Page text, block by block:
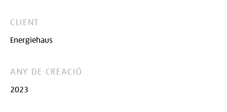
CLIENT
Energiehaus
ANY DE CREACIÓ
2023